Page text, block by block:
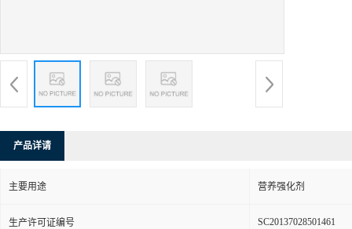
产品详请
主要用途 营养强化剂
生产许可证编号 SC20137028501461